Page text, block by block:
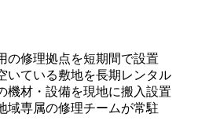
の修理拠点を短期間で設置
いている敷地を長期レンタル
機材・設備を現地に搬入設置
域専属の修理チームが常駐